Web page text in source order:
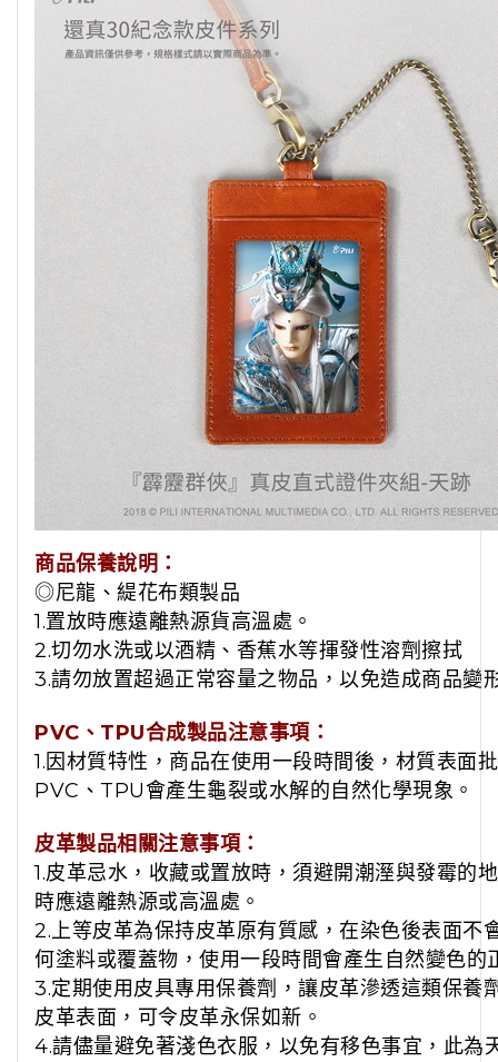
商品保養說明：
◎尼龍、緹花布類製品
1.置放時應遠離熱源貨高溫處。
2.切勿水洗或以酒精、香蕉水等揮發性溶劑擦拭
3.請勿放置超過正常容量之物品，以免造成商品變
PVC、TPU合成製品注意事項：
1.因材質特性，商品在使用一段時間後，材質表面
PVC、TPU會產生龜裂或水解的自然化學現象。
皮革製品相關注意事項：
1.皮革忌水，收藏或置放時，須避開潮溼與發霉的
時應遠離熱源或高溫處。
2.上等皮革為保持皮革原有質感，在染色後表面不
何塗料或覆蓋物，使用一段時間會產生自然變色的
3.定期使用皮具專用保養劑，讓皮革滲透這類保養
皮革表面，可令皮革永保如新。
4.請儘量避免著淺色衣服，以免有移色事宜，此為